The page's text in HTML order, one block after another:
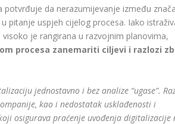
da nerazumijevanje između
pitanje uspjeh cijelog procesa. Iako
je rangirana u razvojnim planovima,
procesa zanemariti ciljevi i razlozi
jednostavno i bez analize “ugase”.
kao i nedostatak usklađenosti i
osigurava praćenje uvođenja digitalizacije